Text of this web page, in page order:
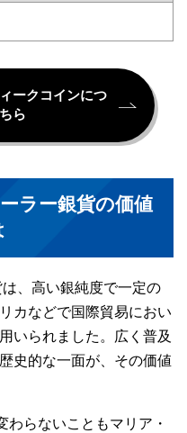
ークコインにつ
ら
ラー銀貨の価値
、高い銀純度で一定の
カなどで国際貿易におい
いられました。広く普及
史的な一面が、その価値
わらないこともマリア・